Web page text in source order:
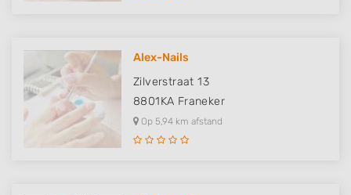
Alex-Nails
Zilverstraat 13
8801KA Franeker
Op 5,94 km afstand